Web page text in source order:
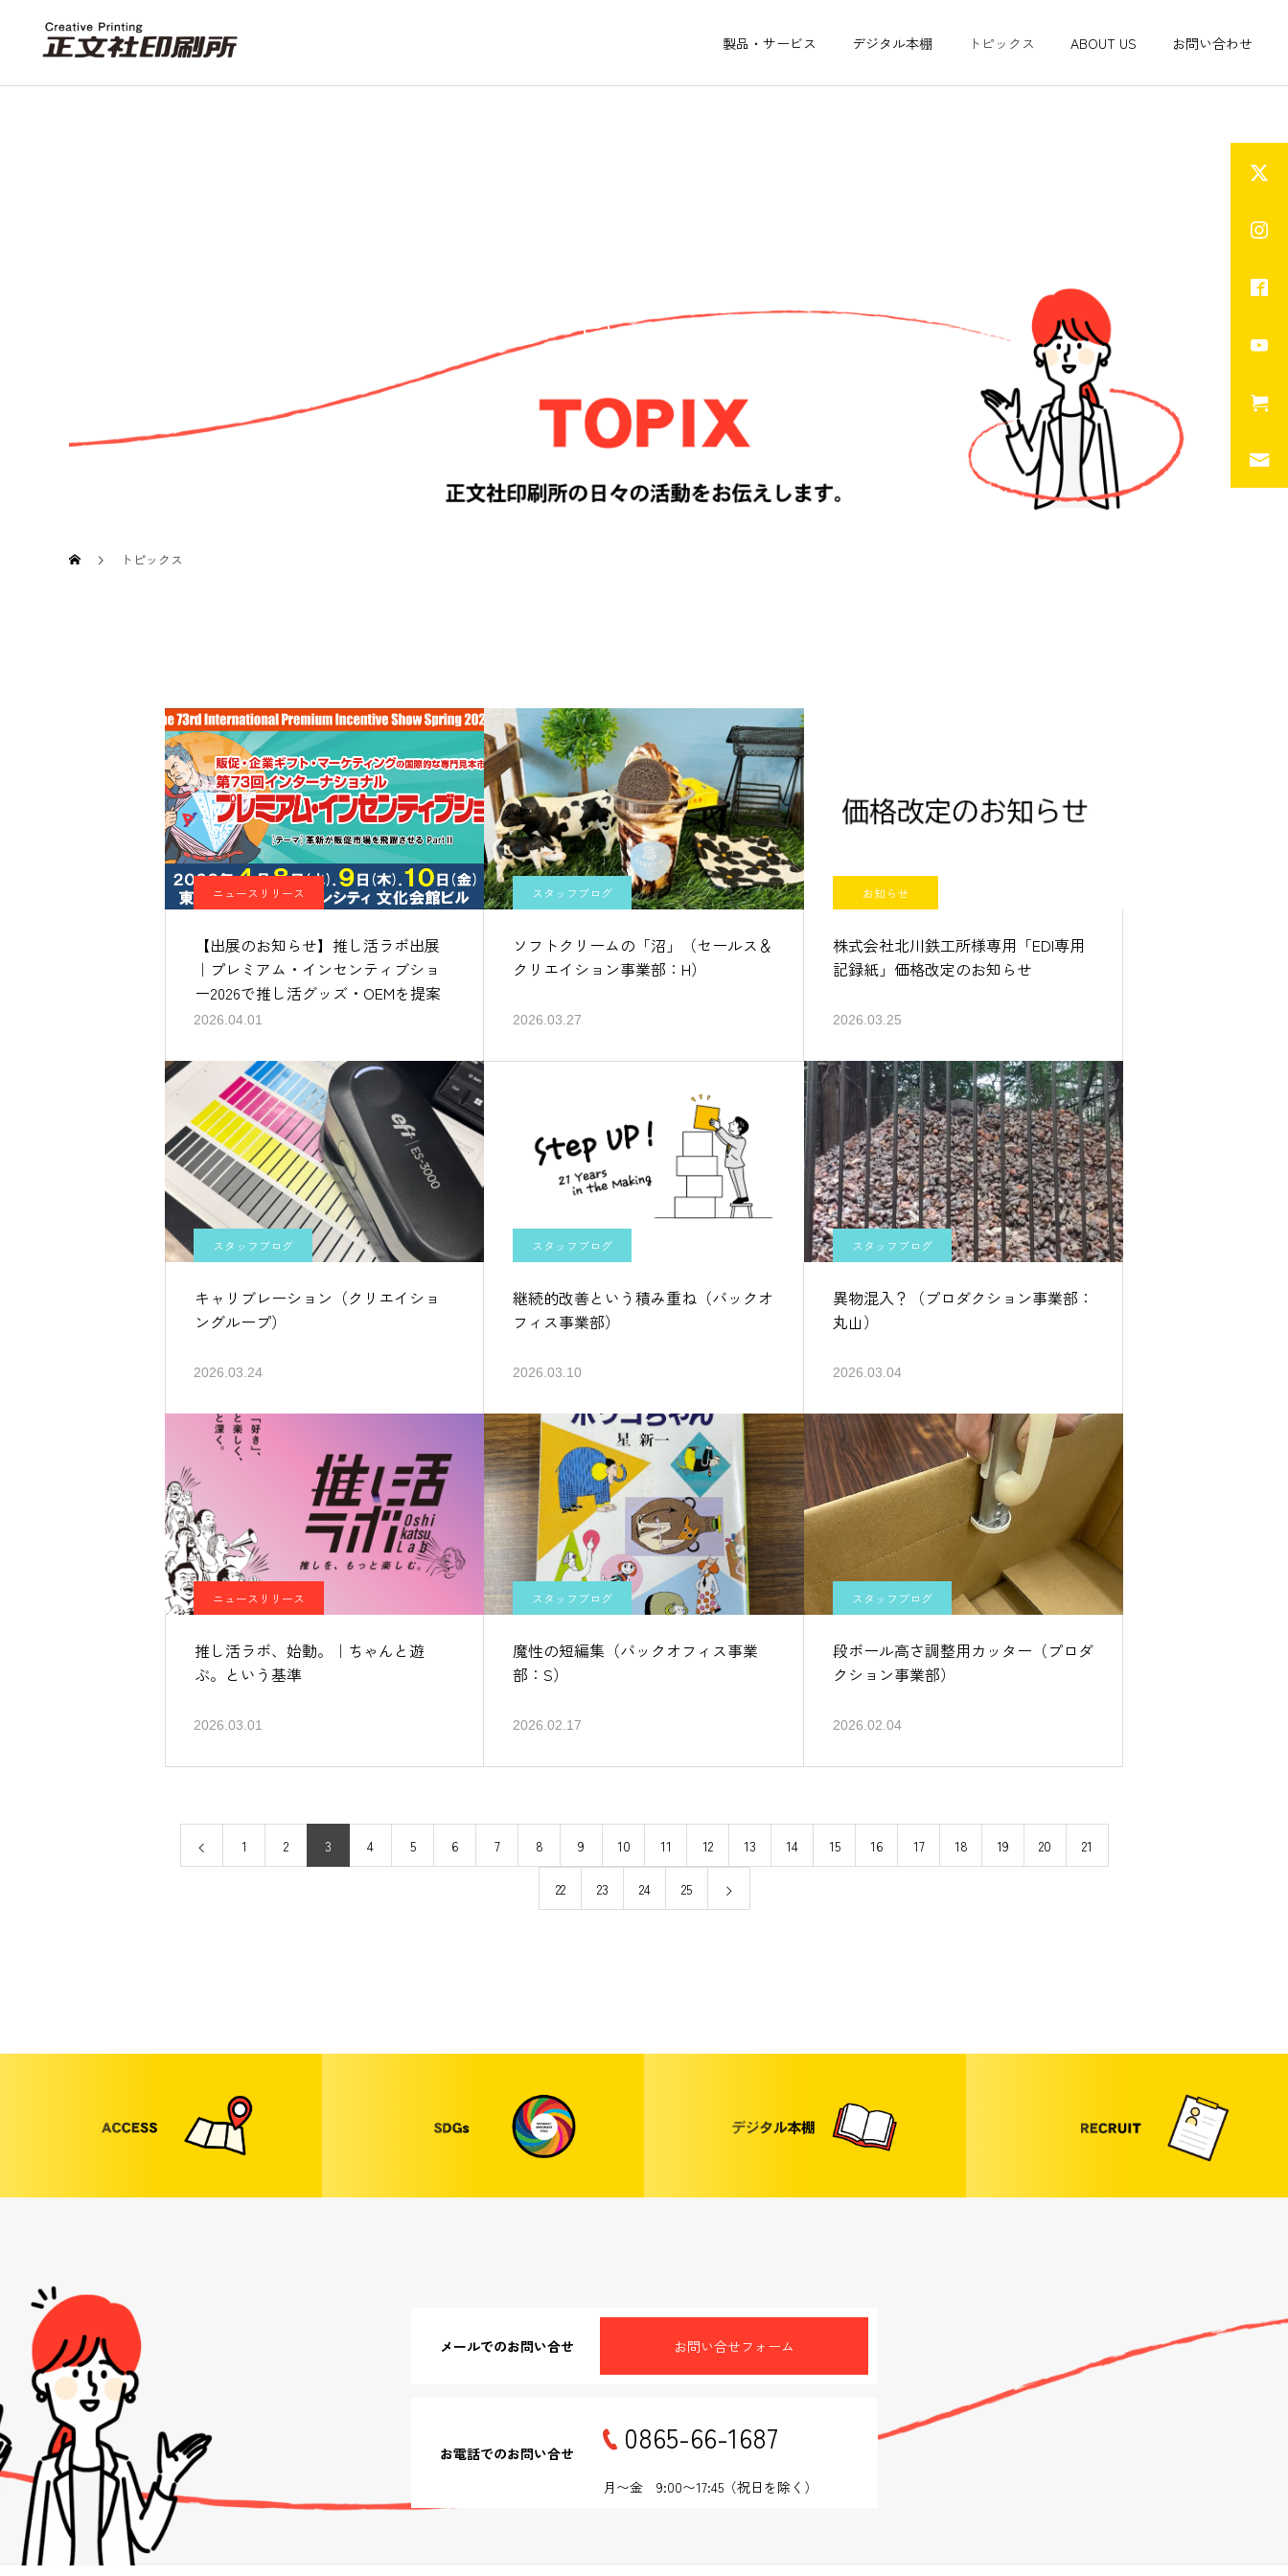
製品・サービス デジタル本棚 トピックス ABOUT US お問い合わせ
トピックス
トピックス
ニュースリリース
【出展のお知らせ】推し活ラボ出展
｜プレミアム・インセンティブショ
ー2026で推し活グッズ・OEMを提案
2026.04.01
スタッフブログ
ソフトクリームの「沼」（セールス＆
クリエイション事業部：H）
2026.03.27
お知らせ
株式会社北川鉄工所様専用「EDI専用
記録紙」価格改定のお知らせ
2026.03.25
スタッフブログ
キャリブレーション（クリエイショ
ングループ）
2026.03.24
スタッフブログ
継続的改善という積み重ね（バックオ
フィス事業部）
2026.03.10
スタッフブログ
異物混入？（プロダクション事業部：
丸山）
2026.03.04
ニュースリリース
推し活ラボ、始動。｜ちゃんと遊
ぶ。という基準
2026.03.01
スタッフブログ
魔性の短編集（バックオフィス事業
部：S）
2026.02.17
スタッフブログ
段ボール高さ調整用カッター（プロダ
クション事業部）
2026.02.04
1 2 3 4 5 6 7 8 9 10 11 12 13 14 15 16 17 18 19 20 21
22 23 24 25
メールでのお問い合せ お問い合せフォーム
お電話でのお問い合せ 0865-66-1687
月〜金 9:00〜17:45（祝日を除く）